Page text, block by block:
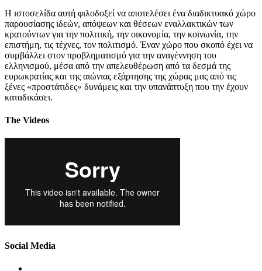
Η ιστοσελίδα αυτή φιλοδοξεί να αποτελέσει ένα διαδικτυακό χώρο
παρουσίασης ιδεών, απόψεων και θέσεων εναλλακτικών των
κρατούντων για την πολιτική, την οικονομία, την κοινωνία, την
επιστήμη, τις τέχνες, τον πολιτισμό. Έναν χώρο που σκοπό έχει να
συμβάλλει στον προβληματισμό για την αναγέννηση του
ελληνισμού, μέσα από την απελευθέρωση από τα δεσμά της
ευρωκρατίας και της αιώνιας εξάρτησης της χώρας μας από τις
ξένες «προστάτιδες» δυνάμεις και την υπανάπτυξη που την έχουν
καταδικάσει.
The Videos
Social Media